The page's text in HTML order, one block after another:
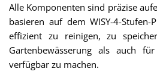
Alle Komponenten sind präzise
basieren auf dem WISY-4-Stufen-
effizient zu reinigen, zu
Gartenbewässerung als auch
verfügbar zu machen.